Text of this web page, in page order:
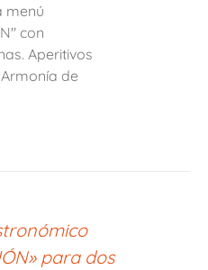
menú
con
Aperitivos
de
para dos